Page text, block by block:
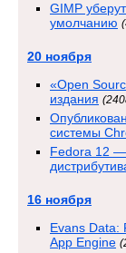
GIMP
умолчанию
20 ноября
«Open
издания
системы
Fedora 12 —
16 ноября
Evans Data:
App Engine